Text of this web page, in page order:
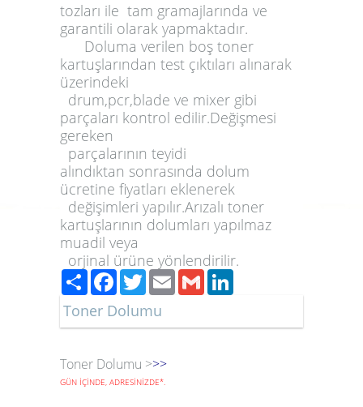
tozları ile tam gramajlarında ve
garantili olarak yapmaktadır.
Doluma verilen boş toner
kartuşlarından test çıktıları alınarak
üzerindeki
drum,pcr,blade ve mixer gibi
parçaları kontrol edilir.Değişmesi
gereken
parçalarının teyidi
alındıktan sonrasında dolum
ücretine fiyatları eklenerek
değişimleri yapılır.Arızalı toner
kartuşlarının dolumları yapılmaz
muadil veya
orjinal ürüne yönlendirilir.
PaylaşFacebook
TwitterEmailGmail
Toner Dolumu
Toner Dolumu >>>
GÜN İÇİNDE, ADRESİNİZDE*.